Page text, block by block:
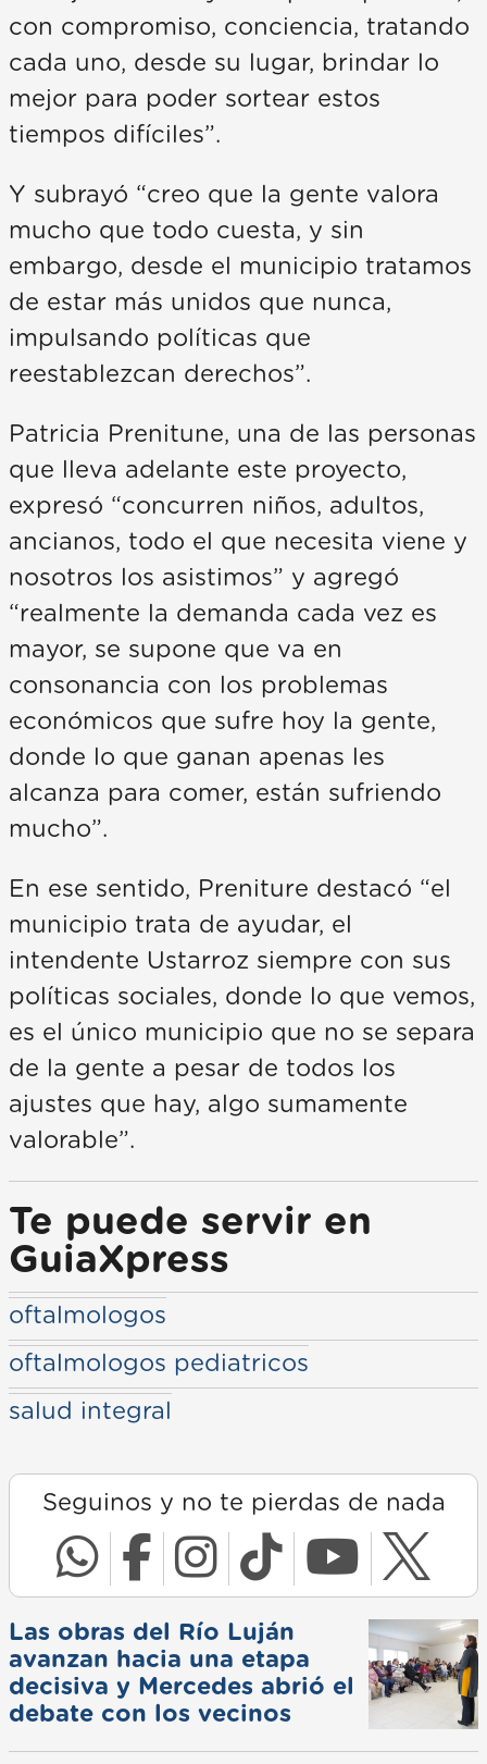
con compromiso, conciencia, tratando
cada uno, desde su lugar, brindar lo
mejor para poder sortear estos
tiempos difíciles”.
Y subrayó “creo que la gente valora
mucho que todo cuesta, y sin
embargo, desde el municipio tratamos
de estar más unidos que nunca,
impulsando políticas que
reestablezcan derechos”.
Patricia Prenitune, una de las personas
que lleva adelante este proyecto,
expresó “concurren niños, adultos,
ancianos, todo el que necesita viene y
nosotros los asistimos” y agregó
“realmente la demanda cada vez es
mayor, se supone que va en
consonancia con los problemas
económicos que sufre hoy la gente,
donde lo que ganan apenas les
alcanza para comer, están sufriendo
mucho”.
En ese sentido, Preniture destacó “el
municipio trata de ayudar, el
intendente Ustarroz siempre con sus
políticas sociales, donde lo que vemos,
es el único municipio que no se separa
de la gente a pesar de todos los
ajustes que hay, algo sumamente
valorable”.
Te puede servir en
GuiaXpress
oftalmologos
oftalmologos pediatricos
salud integral
Seguinos y no te pierdas de nada
Las obras del Río Luján
avanzan hacia una etapa
decisiva y Mercedes abrió el
debate con los vecinos